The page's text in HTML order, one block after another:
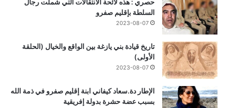
حصري : هذه لائحة الانتقالات التي شملت رجال
السلطة بإقليم صفرو
2023-08-07
تاريخ قيادة بني يازغة بين الواقع والخيال (الحلقة
الأولى)
2023-08-07
الإطار دة.سعاد كيفاني ابنة إقليم صفرو في ذمة الله
بسبب عضة حشرة بدولة إفريقية